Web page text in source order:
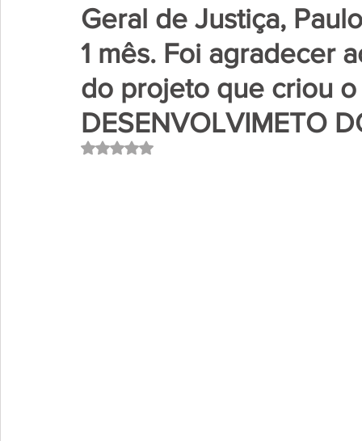
Geral de Justiça,
1 mês. Foi agradecer
do projeto que criou o
DESENVOLVIMETO
Avaliado com NaN de 5 estrelas.